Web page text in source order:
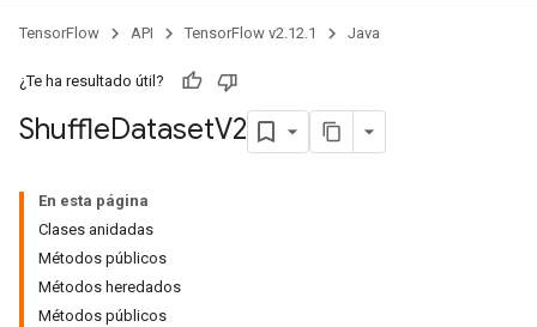
TensorFlow API TensorFlow v2.12.1 Java
¿Te ha resultado útil?
ShuffleDatasetV2
En esta página
Clases anidadas
Métodos públicos
Métodos heredados
Métodos públicos